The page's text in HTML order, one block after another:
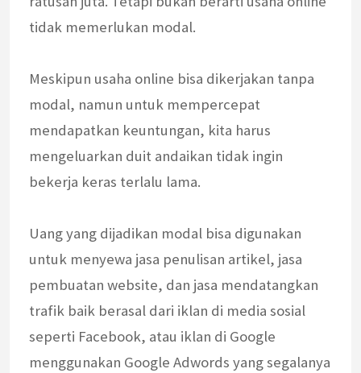
tidak memerlukan modal.
Meskipun usaha online bisa dikerjakan tanpa
modal, namun untuk mempercepat
mendapatkan keuntungan, kita harus
mengeluarkan duit andaikan tidak ingin
bekerja keras terlalu lama.
Uang yang dijadikan modal bisa digunakan
untuk menyewa jasa penulisan artikel, jasa
pembuatan website, dan jasa mendatangkan
trafik baik berasal dari iklan di media sosial
seperti Facebook, atau iklan di Google
menggunakan Google Adwords yang segalanya